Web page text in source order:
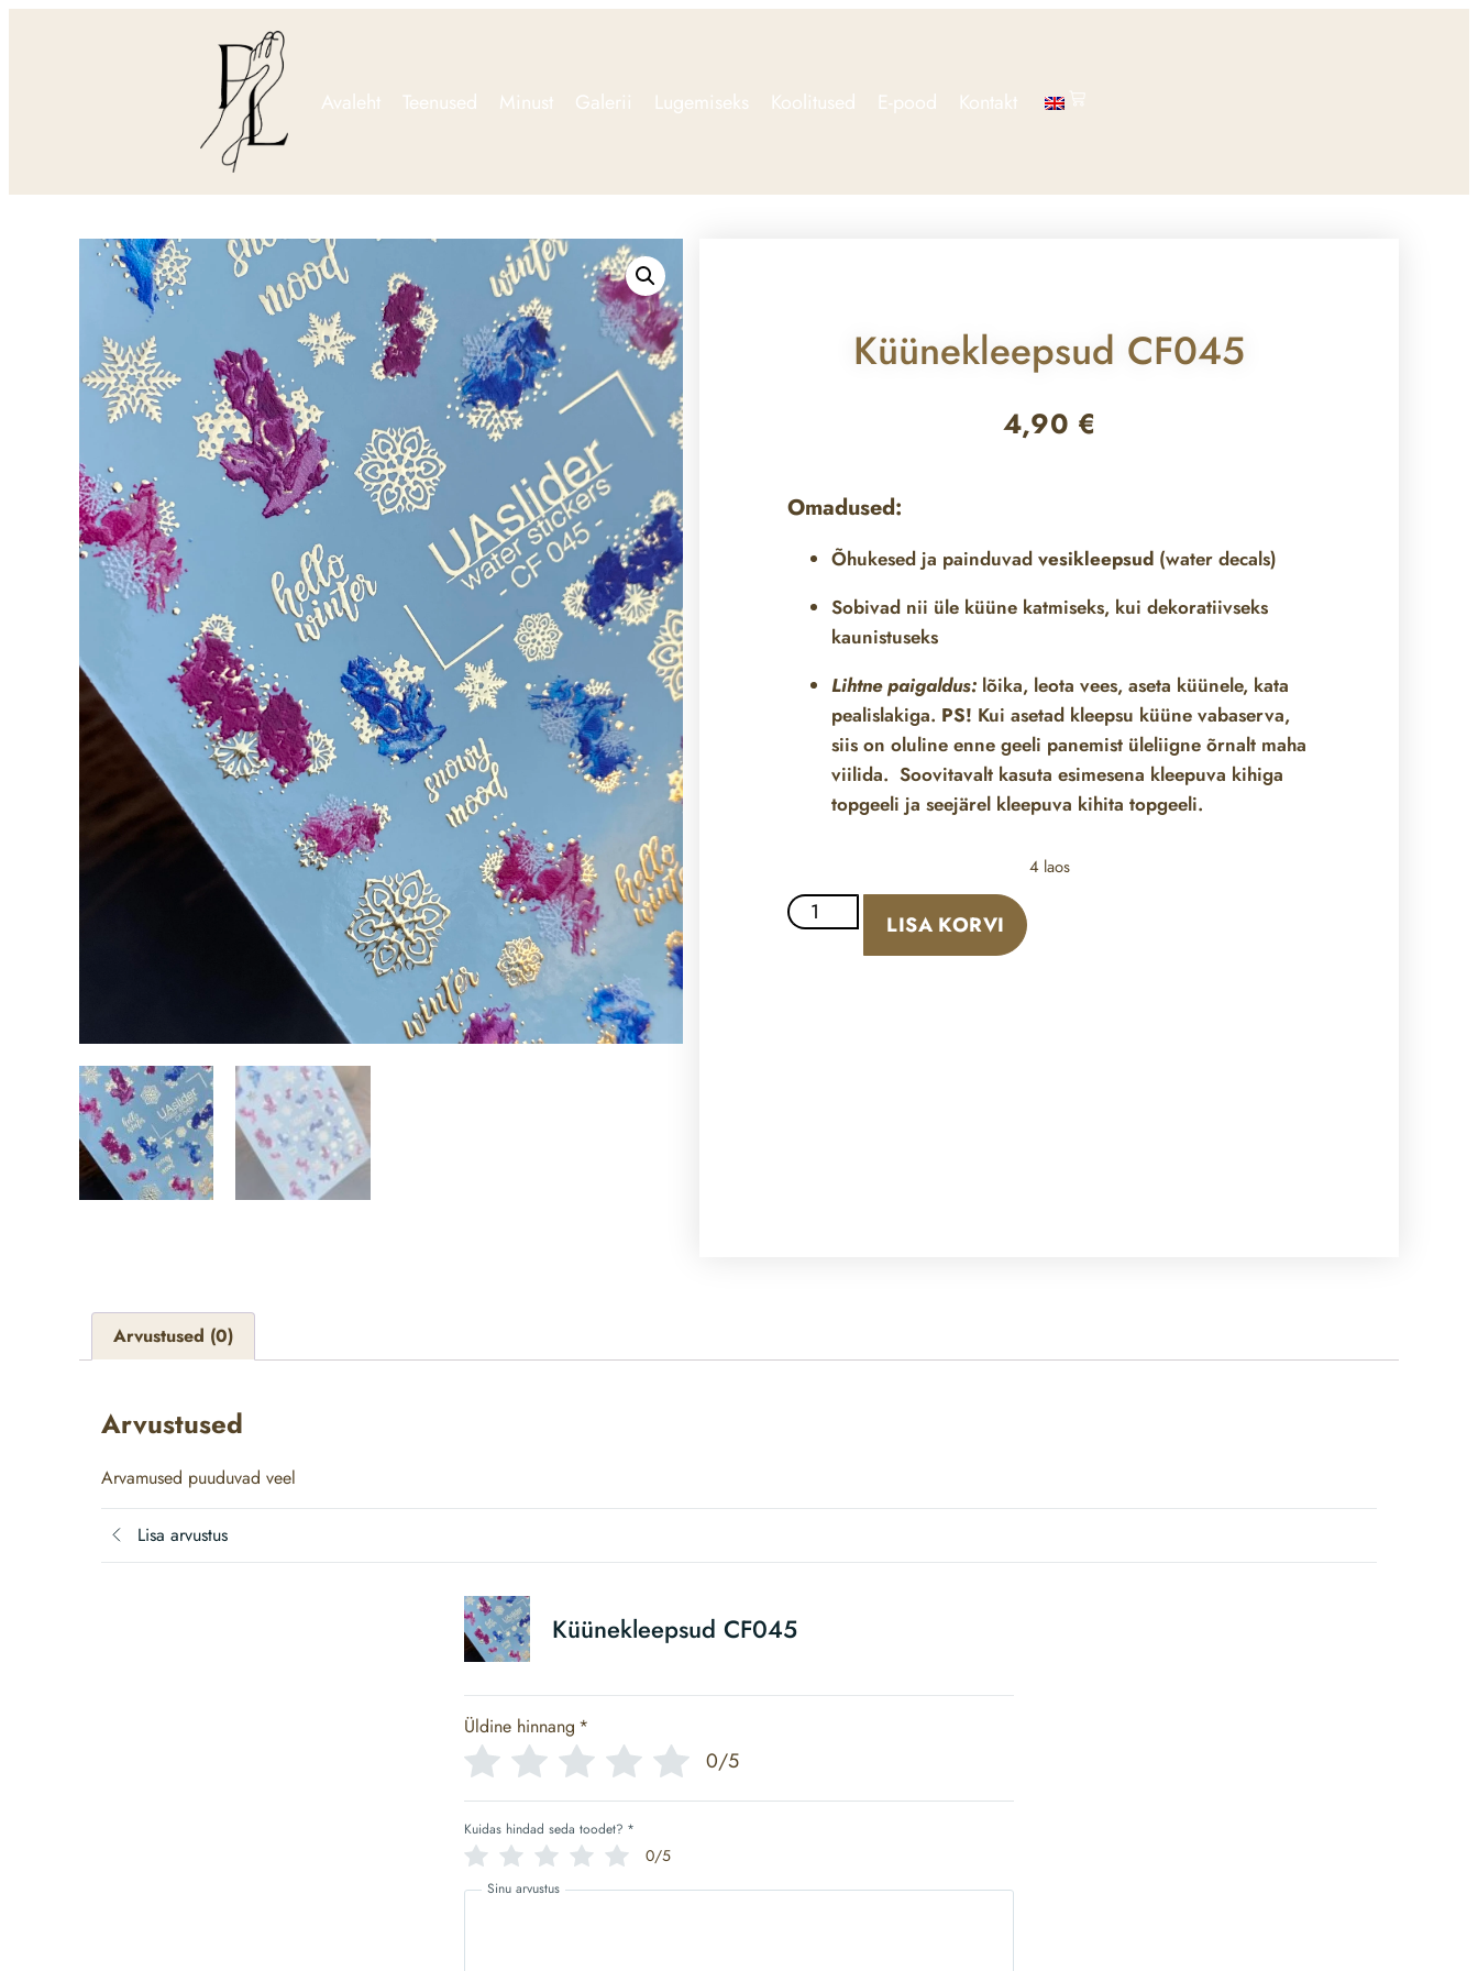
Avaleht Teenused Minust Galerii Lugemiseks Koolitused E-pood Kontakt
Küünekleepsud CF045
4,90 €
Omadused:
Õhukesed ja painduvadvesikleepsud (water decals)
Sobivad nii üle küüne katmiseks, kui dekoratiivseks
kaunistuseks
Lihtne paigaldus: lõika, leota vees, aseta küünele, kata
pealislakiga. PS! Kui asetad kleepsu küüne vabaserva,
siis on oluline enne geeli panemist üleliigne õrnalt maha
viilida. Soovitavalt kasuta esimesena kleepuva kihiga
topgeeli ja seejärel kleepuva kihita topgeeli.
4 laos
LISA KORVI
Arvustused (0)
Arvustused
Arvamused puuduvad veel
Lisa arvustus
Küünekleepsud CF045
Üldine hinnang *
0/5
Kuidas hindad seda toodet? *
0/5
Sinu arvustus